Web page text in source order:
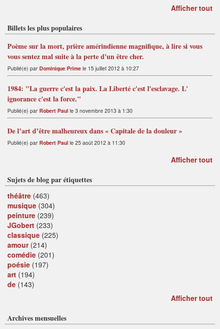
Afficher tout
Billets les plus populaires
Poème sur la mort, prière amérindienne magnifique, à lire si vous
vous sentez mal suite à la perte d'un être cher.
Publié(e) par Dominique Prime le 15 juillet 2012 à 10:27
1984: "La guerre c'est la paix. La Liberté c'est l'esclavage. L'
ignorance c'est la force."
Publié(e) par Robert Paul le 3 novembre 2013 à 1:30
De l’art d’être malheureux dans « Capitale de la douleur »
Publié(e) par Robert Paul le 25 août 2012 à 11:30
Afficher tout
Sujets de blog par étiquettes
théâtre (463)
musique (304)
peinture (239)
JGobert (233)
classique (225)
amour(214)
comédie (201)
poésie (197)
art (194)
de (143)
Afficher tout
Archives mensuelles